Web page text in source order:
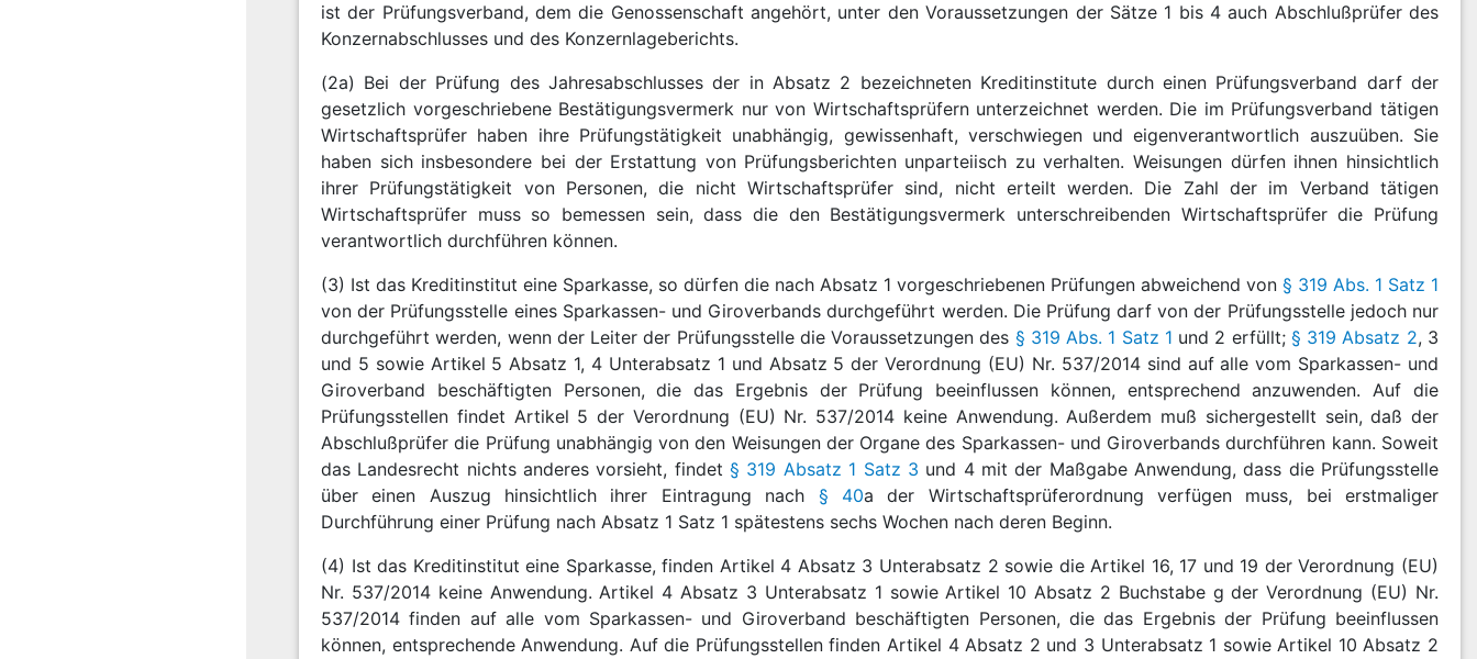
ist der Prüfungsverband, dem die Genossenschaft angehört, unter den Voraussetzungen der Sätze 1 bis 4 auch Abschlußprüfer des
Konzernabschlusses und des Konzernlageberichts.
(2a) Bei der Prüfung des Jahresabschlusses der in Absatz 2 bezeichneten Kreditinstitute durch einen Prüfungsverband darf der
gesetzlich vorgeschriebene Bestätigungsvermerk nur von Wirtschaftsprüfern unterzeichnet werden. Die im Prüfungsverband tätigen
Wirtschaftsprüfer haben ihre Prüfungstätigkeit unabhängig, gewissenhaft, verschwiegen und eigenverantwortlich auszuüben. Sie
haben sich insbesondere bei der Erstattung von Prüfungsberichten unparteiisch zu verhalten. Weisungen dürfen ihnen hinsichtlich
ihrer Prüfungstätigkeit von Personen, die nicht Wirtschaftsprüfer sind, nicht erteilt werden. Die Zahl der im Verband tätigen
Wirtschaftsprüfer muss so bemessen sein, dass die den Bestätigungsvermerk unterschreibenden Wirtschaftsprüfer die Prüfung
verantwortlich durchführen können.
(3) Ist das Kreditinstitut eine Sparkasse, so dürfen die nach Absatz 1 vorgeschriebenen Prüfungen abweichend von § 319 Abs. 1 Satz 1
von der Prüfungsstelle eines Sparkassen- und Giroverbands durchgeführt werden. Die Prüfung darf von der Prüfungsstelle jedoch nur
durchgeführt werden, wenn der Leiter der Prüfungsstelle die Voraussetzungen des § 319 Abs. 1 Satz 1 und 2 erfüllt; § 319 Absatz 2, 3
und 5 sowie Artikel 5 Absatz 1, 4 Unterabsatz 1 und Absatz 5 der Verordnung (EU) Nr. 537/2014 sind auf alle vom Sparkassen- und
Giroverband beschäftigten Personen, die das Ergebnis der Prüfung beeinflussen können, entsprechend anzuwenden. Auf die
Prüfungsstellen findet Artikel 5 der Verordnung (EU) Nr. 537/2014 keine Anwendung. Außerdem muß sichergestellt sein, daß der
Abschlußprüfer die Prüfung unabhängig von den Weisungen der Organe des Sparkassen- und Giroverbands durchführen kann. Soweit
das Landesrecht nichts anderes vorsieht, findet§ 319 Absatz 1 Satz 3 und 4 mit der Maßgabe Anwendung, dass die Prüfungsstelle
über einen Auszug hinsichtlich ihrer Eintragung nach § 40a der Wirtschaftsprüferordnung verfügen muss, bei erstmaliger
Durchführung einer Prüfung nach Absatz 1 Satz 1 spätestens sechs Wochen nach deren Beginn.
(4) Ist das Kreditinstitut eine Sparkasse, finden Artikel 4 Absatz 3 Unterabsatz 2 sowie die Artikel 16, 17 und 19 der Verordnung (EU)
Nr. 537/2014 keine Anwendung. Artikel 4 Absatz 3 Unterabsatz 1 sowie Artikel 10 Absatz 2 Buchstabe g der Verordnung (EU) Nr.
537/2014 finden auf alle vom Sparkassen- und Giroverband beschäftigten Personen, die das Ergebnis der Prüfung beeinflussen
können, entsprechende Anwendung. Auf die Prüfungsstellen finden Artikel 4 Absatz 2 und 3 Unterabsatz 1 sowie Artikel 10 Absatz 2